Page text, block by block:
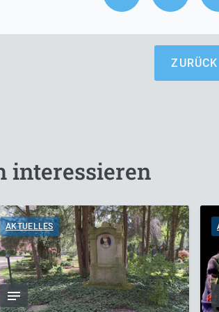
ZURÜCK
interessieren
AKTUELLES